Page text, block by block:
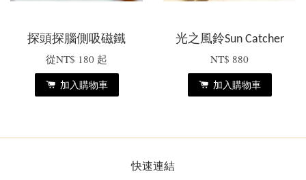
探頭探腦側吸磁鐵
從NT$ 180 起
加入購物車
光之風鈴Sun Catcher
NT$ 880
加入購物車
快速連結